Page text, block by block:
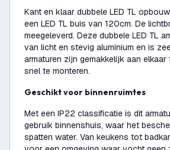
Kant en klaar dubbele LED TL
een LED TL buis van 120cm. De
meegeleverd. Deze dubbele LED TL
van licht en stevig aluminium en is
armaturen zijn gemakkelijk aan elkaar
snel te monteren.
Geschikt voor binnenruimtes
Met een IP22 classificatie is dit
gebruik binnenshuis, waar het
spatten water. Van keukens tot